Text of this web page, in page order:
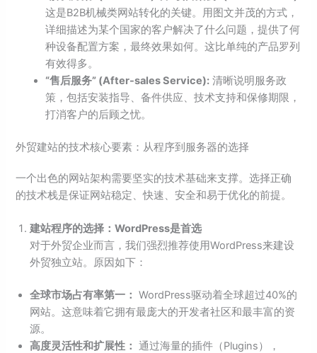
这是B2B机械类网站转化的关键。用图文并茂的方式，
详细描述为某个国家的客户解决了什么问题，提供了何
种设备配置方案，最终效果如何。这比单纯的产品罗列
有效得多。
“售后服务” (After-sales Service): 清晰说明服务政
策，包括安装指导、备件供应、技术支持和保修期限，
打消客户的后顾之忧。
外贸建站的技术核心要素：从程序到服务器的选择
一个出色的网站架构需要坚实的技术基础来支撑。选择正确
的技术栈是保证网站稳定、快速、安全和易于优化的前提。
建站程序的选择：WordPress是首选
对于外贸企业而言，我们强烈推荐使用WordPress来建设
外贸独立站。原因如下：
全球市场占有率第一： WordPress驱动着全球超过40%的
网站。这意味着它拥有最庞大的开发者社区和最丰富的资
源。
高度灵活性和扩展性： 通过海量的插件（Plugins），